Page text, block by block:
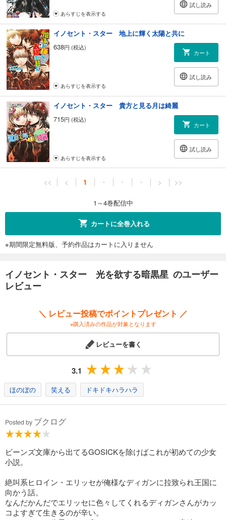
試し読み
あらすじを表示する
イノセント・スター 地上に輝く太陽と共に
638円 (税込)
カート
試し読み
あらすじを表示する
イノセント・スター 貴方と見る月は綺麗
715円 (税込)
カート
試し読み
あらすじを表示する
<< < 1 ・ ・ ・ > >>
1～4巻配信中
カートに全巻入れる
※期間限定無料版、予約作品はカートに入りません
イノセント・スター 光を欲する暗黒星 のユーザー
レビュー
＼ レビュー投稿でポイントプレゼント ／
※購入済みの作品が対象となります
レビューを書く
3.1
ほのぼの 笑える ドキドキハラハラ
Posted by ブクログ
ビーンズ文庫から出てるGOSICKを除けばこれが初めての少女
小説。
絶叫系ヒロイン・エリッセが俺様なディガンに拉致られ王国に
向かう話。
なんだかんだでエリッセに色々してくれるディガンさんがカッ
コよすぎて生きるのが辛い。